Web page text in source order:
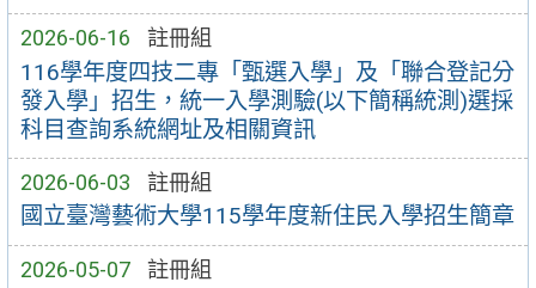
2026-06-16 註冊組
116學年度四技二專「甄選入學」及「聯合登記分
發入學」招生，統一入學測驗(以下簡稱統測)選採
科目查詢系統網址及相關資訊
2026-06-03 註冊組
國立臺灣藝術大學115學年度新住民入學招生簡章
2026-05-07 註冊組